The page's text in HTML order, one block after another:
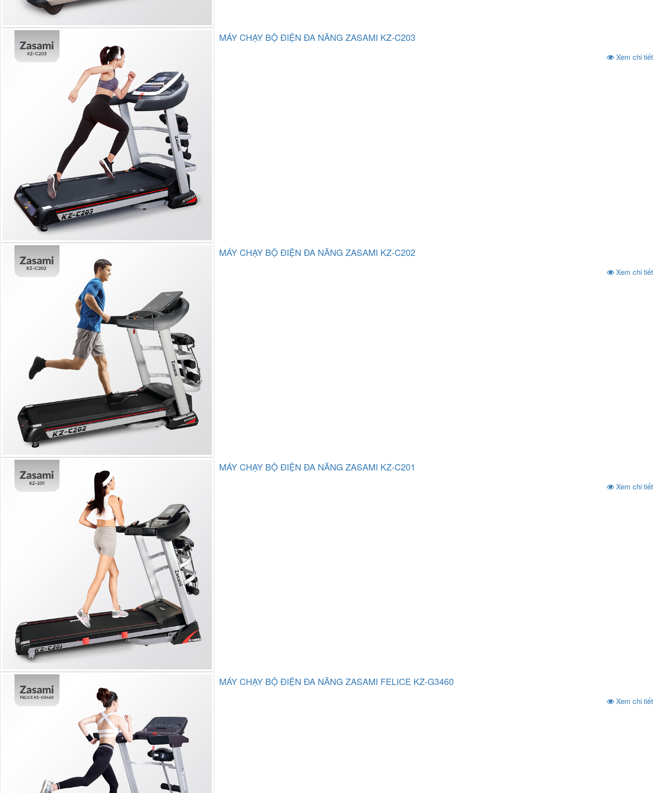
MÁY CHẠY BỘ ĐIỆN ĐA NĂNG ZASAMI KZ-C203
Xem chi tiết
MÁY CHẠY BỘ ĐIỆN ĐA NĂNG ZASAMI KZ-C202
Xem chi tiết
MÁY CHẠY BỘ ĐIỆN ĐA NĂNG ZASAMI KZ-C201
Xem chi tiết
MÁY CHẠY BỘ ĐIỆN ĐA NĂNG ZASAMI FELICE KZ-G3460
Xem chi tiết